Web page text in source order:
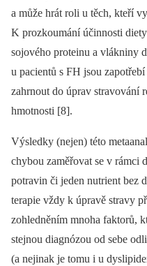
a může hrát roli u těch, kteří
K prozkoumání účinnosti
sojového proteinu a vlákniny
u pacientů s FH jsou
zahrnout do úprav stravování
hmotnosti [8].
Výsledky (nejen) této
chybou zaměřovat se v rámci
potravin či jeden nutrient bez
terapie vždy k úpravě stravy
zohledněním mnoha faktorů,
stejnou diagnózou od sebe
(a nejinak je tomu i u